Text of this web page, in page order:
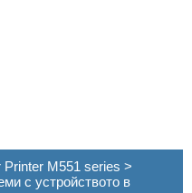
M551 series >
с устройството в